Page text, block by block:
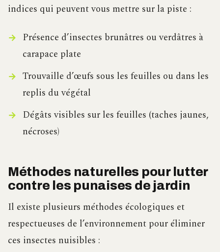
indices qui peuvent vous mettre sur la piste :
Présence d’insectes brunâtres ou verdâtres à
carapace plate
Trouvaille d’œufs sous les feuilles ou dans les
replis du végétal
Dégâts visibles sur les feuilles (taches jaunes,
nécroses)
Méthodes naturelles pour lutter
contre les punaises de jardin
Il existe plusieurs méthodes écologiques et
respectueuses de l’environnement pour éliminer
ces insectes nuisibles :